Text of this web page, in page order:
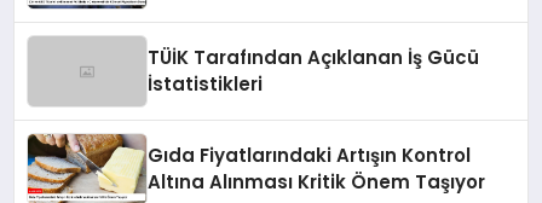
TÜİK Tarafından Açıklanan İş Gücü
İstatistikleri
Gıda Fiyatlarındaki Artışın Kontrol
Altına Alınması Kritik Önem Taşıyor